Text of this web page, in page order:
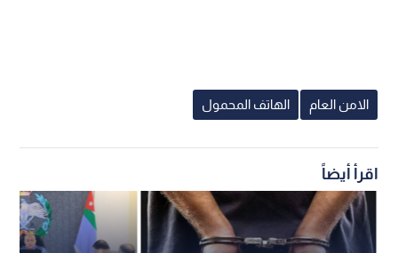
الامن العام الهاتف المحمول
اقرأ أيضاً